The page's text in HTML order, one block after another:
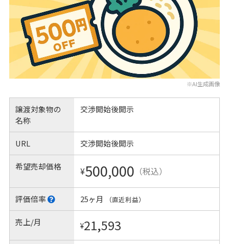
※AI生成画像
譲渡対象物の
名称
交渉開始後開示
URL 交渉開始後開示
希望売却価格 ¥500,000 （税込）
評価倍率 25ヶ月 （直近利益）
売上/月 ¥21,593